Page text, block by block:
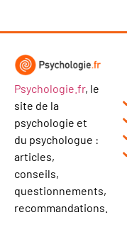
Psychologie.fr, le
site de la
psychologie et
du psychologue :
articles,
conseils,
questionnements,
recommandations.